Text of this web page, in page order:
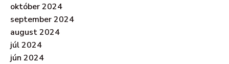
október 2024
september 2024
august 2024
júl 2024
jún 2024